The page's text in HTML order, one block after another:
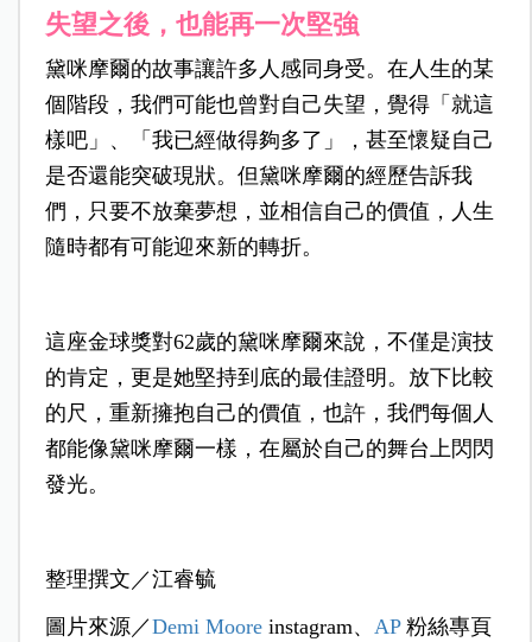
失望之後，也能再一次堅強
黛咪摩爾的故事讓許多人感同身受。在人生的某
個階段，我們可能也曾對自己失望，覺得「就這
樣吧」、「我已經做得夠多了」，甚至懷疑自己
是否還能突破現狀。但黛咪摩爾的經歷告訴我
們，只要不放棄夢想，並相信自己的價值，人生
隨時都有可能迎來新的轉折。
這座金球獎對62歲的黛咪摩爾來說，不僅是演技
的肯定，更是她堅持到底的最佳證明。放下比較
的尺，重新擁抱自己的價值，也許，我們每個人
都能像黛咪摩爾一樣，在屬於自己的舞台上閃閃
發光。
整理撰文／江睿毓
圖片來源／Demi Mooreinstagram、 AP粉絲專頁